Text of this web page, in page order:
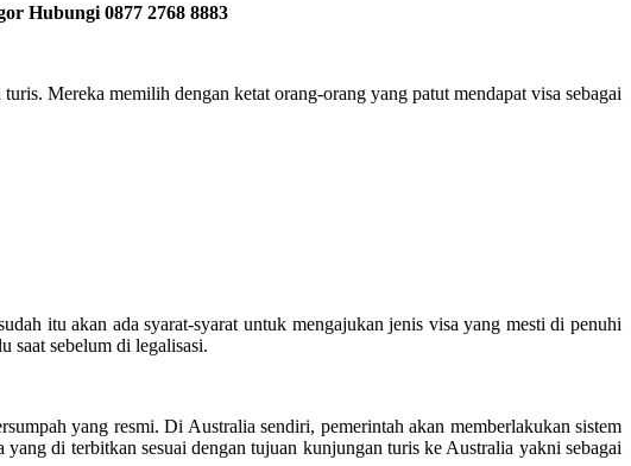
Hubungi 0877 2768 8883
Mereka memilih dengan ketat orang-orang yang patut mendapat visa sebagai
itu akan ada syarat-syarat untuk mengajukan jenis visa yang mesti di penuhi
saat sebelum di legalisasi.
yang resmi. Di Australia sendiri, pemerintah akan memberlakukan sistem
di terbitkan sesuai dengan tujuan kunjungan turis ke Australia yakni sebagai